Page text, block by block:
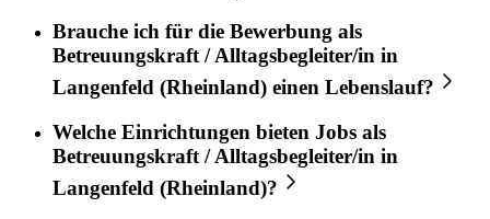
Brauche ich für die Bewerbung als
Betreuungskraft / Alltagsbegleiter/in in
Langenfeld (Rheinland) einen Lebenslauf?
Welche Einrichtungen bieten Jobs als
Betreuungskraft / Alltagsbegleiter/in in
Langenfeld (Rheinland)?